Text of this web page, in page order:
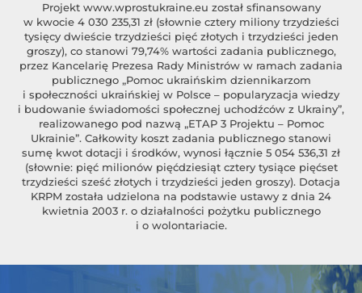
Projekt www.wprostukraine.eu został sfinansowany
w kwocie 4 030 235,31 zł (słownie cztery miliony trzydzieści
tysięcy dwieście trzydzieści pięć złotych i trzydzieści jeden
groszy), co stanowi 79,74% wartości zadania publicznego,
przez Kancelarię Prezesa Rady Ministrów w ramach zadania
publicznego „Pomoc ukraińskim dziennikarzom
i społeczności ukraińskiej w Polsce – popularyzacja wiedzy
i budowanie świadomości społecznej uchodźców z Ukrainy”,
realizowanego pod nazwą „ETAP 3 Projektu – Pomoc
Ukrainie”. Całkowity koszt zadania publicznego stanowi
sumę kwot dotacji i środków, wynosi łącznie 5 054 536,31 zł
(słownie: pięć milionów pięćdziesiąt cztery tysiące pięćset
trzydzieści sześć złotych i trzydzieści jeden groszy). Dotacja
KRPM została udzielona na podstawie ustawy z dnia 24
kwietnia 2003 r. o działalności pożytku publicznego
i o wolontariacie.